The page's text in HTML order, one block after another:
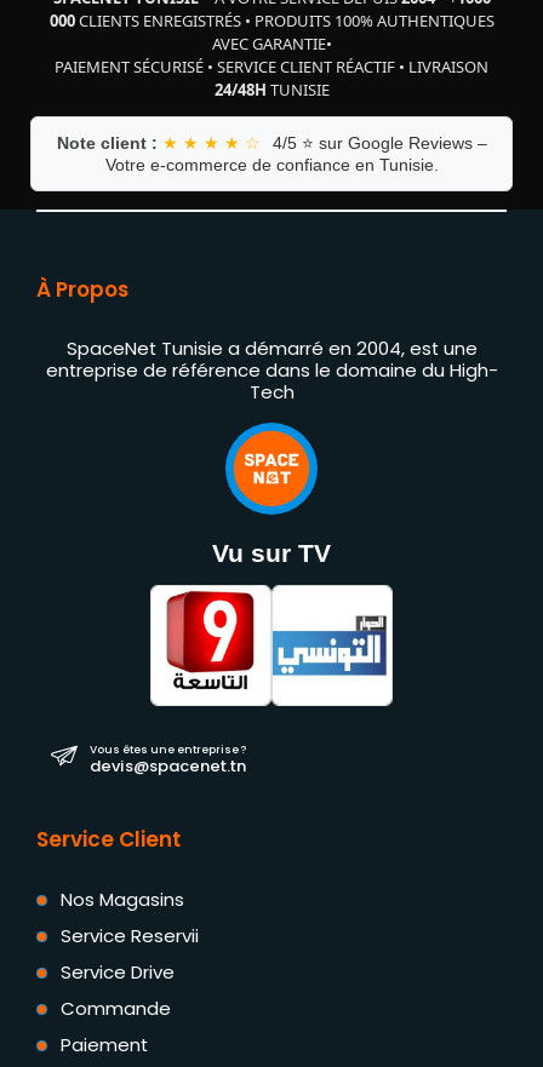
000CLIENTS ENREGISTRÉS• PRODUITS 100% AUTHENTIQUES
AVEC GARANTIE•
PAIEMENT SÉCURISÉ • SERVICE CLIENT RÉACTIF • LIVRAISON
24/48H TUNISIE
Note client : ★ ★ ★ ★ ☆
4/5 ⭐ sur Google Reviews –
Votre e-commerce de confiance en Tunisie.
À Propos
SpaceNet Tunisie a démarré en 2004, est une
entreprise de référence dans le domaine du High-
Tech
Vu sur TV
Vous êtes une entreprise ?
devis@spacenet.tn
Service Client
Nos Magasins
Service Reservii
Service Drive
Commande
Paiement